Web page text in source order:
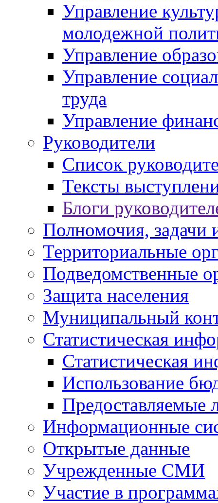
Управление
молодежной
Управление
Управление
труда
Управление
Руководители
Список
Тексты
Блоги
Полномочия, задачи
Территориальные
Подведомственные
Защита населения
Муниципальный
Статистическая
Статистическая
Использование
Предоставляемые
Информационные
Открытые данные
Учрежденные СМИ
Участие в